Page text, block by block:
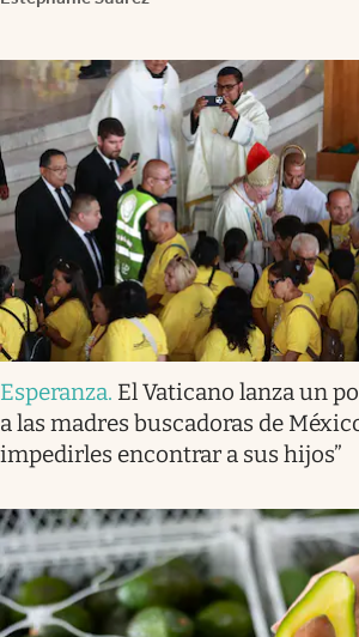
Esperanza. El Vaticano lanza un
a las madres buscadoras de
impedirles encontrar a sus hijos”